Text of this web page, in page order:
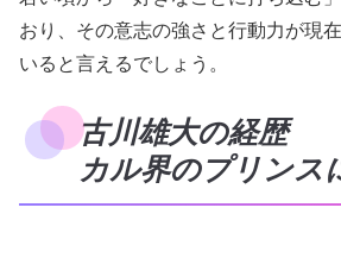
おり、その意志の強さと行動力が現
いると言えるでしょう。
古川雄大の経歴
カル界のプリンス